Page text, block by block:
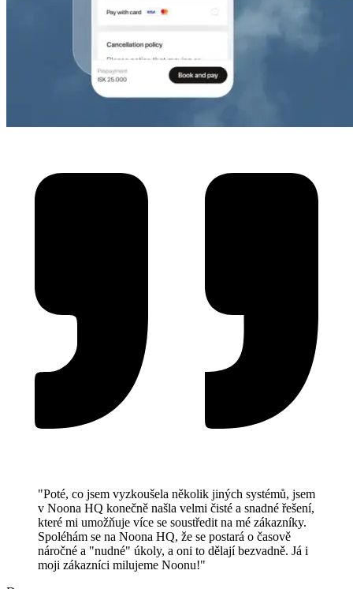
"Poté, co jsem vyzkoušela několik jiných systémů, jsem
v Noona HQ konečně našla velmi čisté a snadné řešení,
které mi umožňuje více se soustředit na mé zákazníky.
Spoléhám se na Noona HQ, že se postará o časově
náročné a "nudné" úkoly, a oni to dělají bezvadně. Já i
moji zákazníci milujeme Noonu!"